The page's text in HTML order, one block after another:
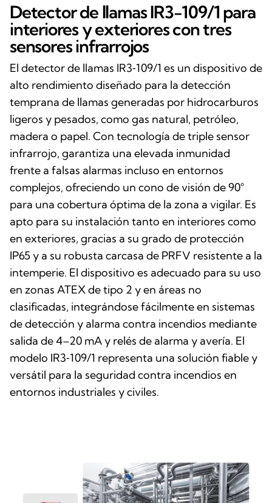
Detector de llamas IR3-109/1 para
interiores y exteriores con tres
sensores infrarrojos
El detector de llamas IR3‑109/1 es un dispositivo de
alto rendimiento diseñado para la detección
temprana de llamas generadas por hidrocarburos
ligeros y pesados, como gas natural, petróleo,
madera o papel. Con tecnología de triple sensor
infrarrojo, garantiza una elevada inmunidad
frente a falsas alarmas incluso en entornos
complejos, ofreciendo un cono de visión de 90°
para una cobertura óptima de la zona a vigilar. Es
apto para su instalación tanto en interiores como
en exteriores, gracias a su grado de protección
IP65 y a su robusta carcasa de PRFV resistente a la
intemperie. El dispositivo es adecuado para su uso
en zonas ATEX de tipo 2 y en áreas no
clasificadas, integrándose fácilmente en sistemas
de detección y alarma contra incendios mediante
salida de 4–20 mA y relés de alarma y avería. El
modelo IR3‑109/1 representa una solución fiable y
versátil para la seguridad contra incendios en
entornos industriales y civiles.